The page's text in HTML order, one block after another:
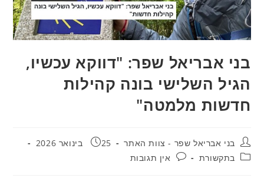
בני אבריאל שפר: "דווקא עכשיו,
הגיל השלישי בונה קהילות
חדשות מלמטה"
מחבר:בני אבריאל שפר - צוות האתר פורסם:
25 בינואר 2026
קטגוריה:בתקשורת תגובות:אין תגובות